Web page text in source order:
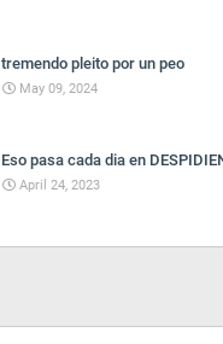
tremendo pleito por un peo
May 09, 2024
Eso pasa cada dia en
April 24, 2023